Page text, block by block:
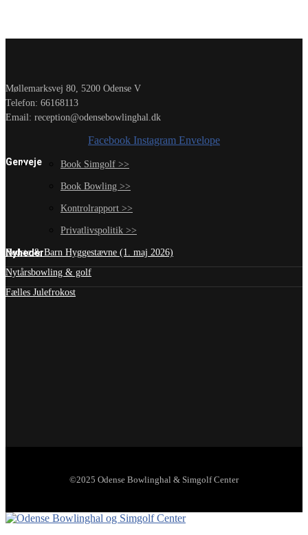
Møllemarksvej 80, 5200 Odense V
Telefon: 66168113
Email: reception@odensebowlinghal.dk
Facebook Instagram Envelope
Genveje Book Simgolf >>
Book Bowling >>
Kontrolrapport >>
Privatlivspolitik >>
Nyheder
Bedste & Barn Hyggestævne (1. maj 2026)
Nytårsbowling & golf
Fælles Julefrokost
©2025 Odense Bowlinghal & Simgolf Center